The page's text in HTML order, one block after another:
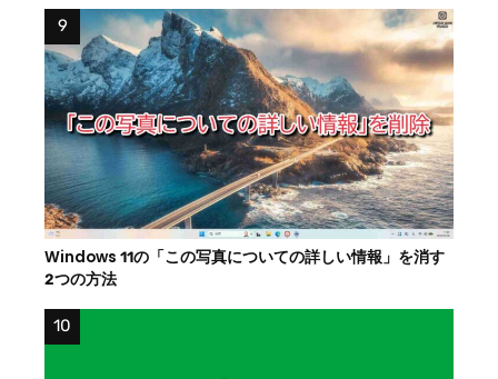
Windows 11の「この写真についての詳しい情報」を消す
2つの方法